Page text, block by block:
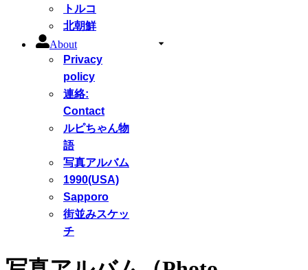
トルコ
北朝鮮
About
Privacy
policy
連絡:
Contact
ルピちゃん物
語
写真アルバム
1990(USA)
Sapporo
街並みスケッ
チ